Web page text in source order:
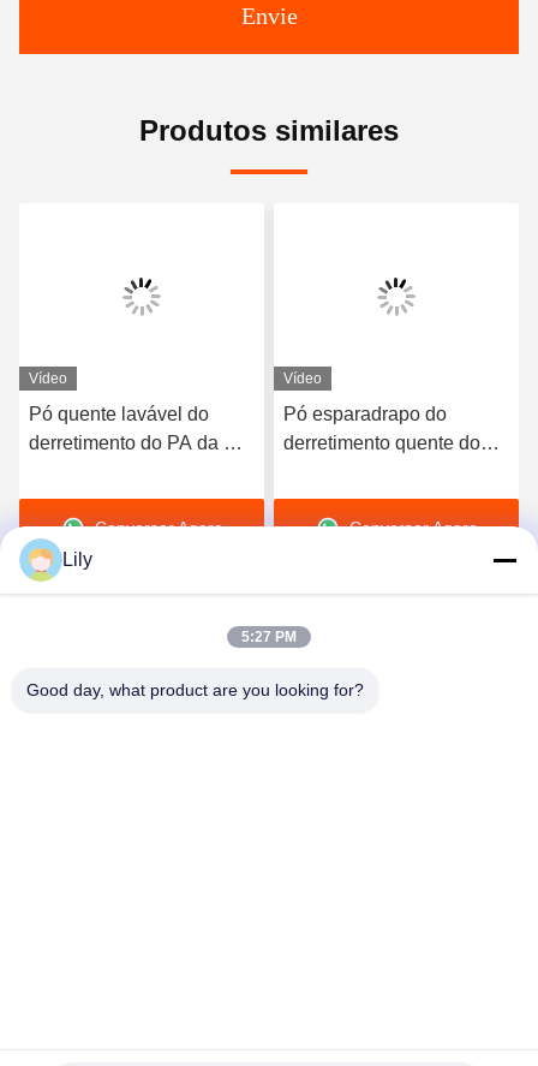
Envie
Produtos similares
Vídeo
Pó quente lavável do
derretimento do PA da Co-
impressão da
transferência térmica
Conversar Agora
Vídeo
Pó esparadrapo do
derretimento quente do
preto de DTF para a
impressão daConversar Agora
Shenzhen Tunsing Plastic Products Co., Ltd.
Lily
5:27 PM
Good day, what product are you looking for?